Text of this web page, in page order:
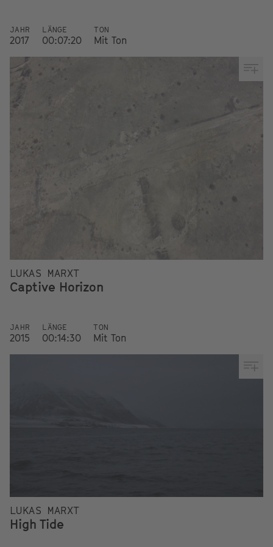
JAHR
2017
LÄNGE
00:07:20
TON
Mit Ton
LUKAS MARXT
Captive Horizon
JAHR
2015
LÄNGE
00:14:30
TON
Mit Ton
LUKAS MARXT
High Tide